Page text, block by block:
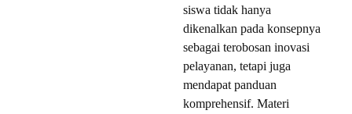
siswa tidak hanya
dikenalkan pada konsepnya
sebagai terobosan inovasi
pelayanan, tetapi juga
mendapat panduan
komprehensif. Materi